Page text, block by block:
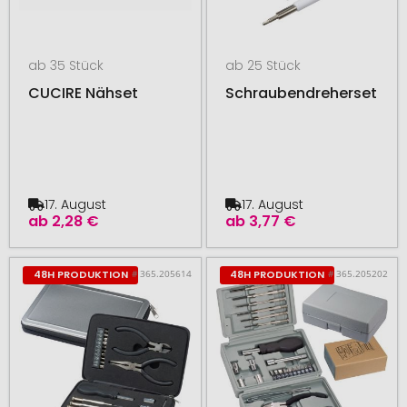
ab 35 Stück
CUCIRE Nähset
ab 2,28 €
17. August
ab 25 Stück
Schraubendreherset
ab 3,77 €
17. August
48H PRODUKTION # 365.205614 48H PRODUKTION # 365.205202